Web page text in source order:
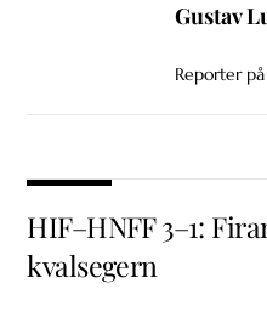
Gustav
Reporter
HIF–HNFF 3–1:
kvalsegern